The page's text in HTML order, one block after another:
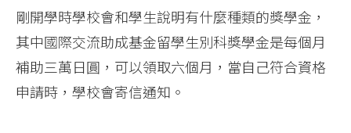
剛開學時學校會和學生說明有什麼種類的獎學金，
其中國際交流助成基金留學生別科獎學金是每個月
補助三萬日圓，可以領取六個月，當自己符合資格
申請時，學校會寄信通知。